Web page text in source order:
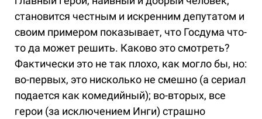
становится честным и искренним депутатом и
своим примером показывает, что Госдума что-
то да может решить. Каково это смотреть?
Фактически это не так плохо, как могло бы, но:
во-первых, это нисколько не смешно (а сериал
подается как комедийный); во-вторых, все
герои (за исключением Инги) страшно